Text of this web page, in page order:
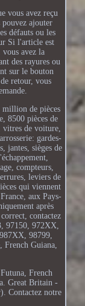
vous avez reçu
pouvez ajouter
défauts ou les
Si l'article est
vous avez la
des rayures ou
sur le bouton
retour, vous
million de pièces
8500 pièces de
vitres de voiture,
gardes-
jantes, sièges de
compteurs,
leviers de
qui viennent
aux Pays-
après
contactez
97150, 972XX,
98799,
Guiana,
French
Great Britain -
Contactez notre